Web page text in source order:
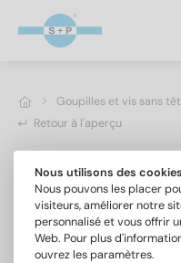
Goupilles et vis sans
Retour à l'aperçu
Nous utilisons des cookies
Nous pouvons les placer
visiteurs, améliorer notre
personnalisé et vous offrir
Web. Pour plus
ouvrez les paramètres.